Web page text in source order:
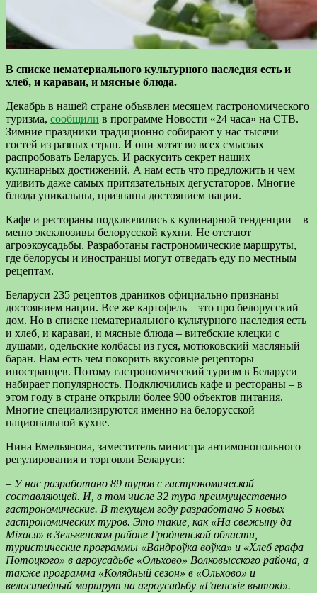
В списке нематериального культурного наследия есть и
хлеб, и караваи, и мясные блюда.
Декабрь в нашей стране объявлен месяцем гастрономического
туризма, сообщили в программе Новости «24 часа» на СТВ.
Зимние праздники традиционно собирают у нас тысячи
гостей из разных стран. И они хотят во всех смыслах
распробовать Беларусь. И раскусить секрет наших
кулинарных достижений. А нам есть что предложить и чем
удивить даже самых притязательных дегустаторов. Многие
блюда уникальны, признаны достоянием нации.
Кафе и рестораны подключились к кулинарной тенденции – в
меню эксклюзивы белорусской кухни. Не отстают
агроэкоусадьбы. Разработаны гастрономические маршруты,
где белорусы и иностранцы могут отведать еду по местным
рецептам.
Беларуси 235 рецептов драников официально признаны
достоянием нации. Все же картофель – это про белорусский
дом. Но в списке нематериального культурного наследия есть
и хлеб, и караваи, и мясные блюда – витебские клецки с
душами, одельские колбасы из гуся, мотюковский масляный
баран. Нам есть чем покорить вкусовые рецепторы
иностранцев. Потому гастрономический туризм в Беларуси
набирает популярность. Подключились кафе и рестораны – в
этом году в стране открыли более 900 объектов питания.
Многие специализируются именно на белорусской
национальной кухне.
Нина Емельянова, заместитель министра антимонопольного
регулирования и торговли Беларуси:
– У нас разработано 89 туров с гастрономической
составляющей. И, в том числе 32 тура преимущественно
гастрономические. В текущем году разработано 5 новых
гастрономических туров. Это такие, как «На свежыну да
Міхася» в Зельвенском районе Гродненской области,
туристические программы «Вандроўка воўка» и «Хлеб графа
Потоцкого» в агроусадьбе «Ольхово» Волковысского района, а
также программа «Колядный сезон» в «Ольхово» и
велосипедный маршрут на агроусадьбу «Гаенскiе вытокi».